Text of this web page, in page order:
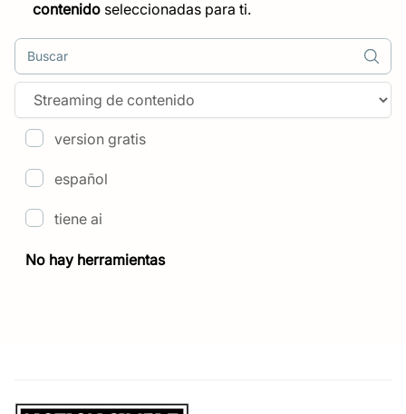
contenido seleccionadas para ti.
Buscar
version gratis
español
tiene ai
No hay herramientas